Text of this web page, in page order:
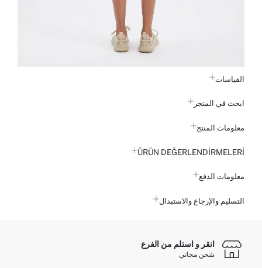
القياسات
ابحث في المتجر
معلومات المنتج
ÜRÜN DEĞERLENDİRMELERİ
معلومات الدفع
التسليم والإرجاع والاستبدال
انقر و استلم من الفرع
شحن مجاني